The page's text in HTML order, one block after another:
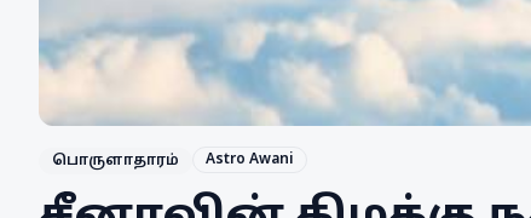
பொருளாதாரம் Astro Awani